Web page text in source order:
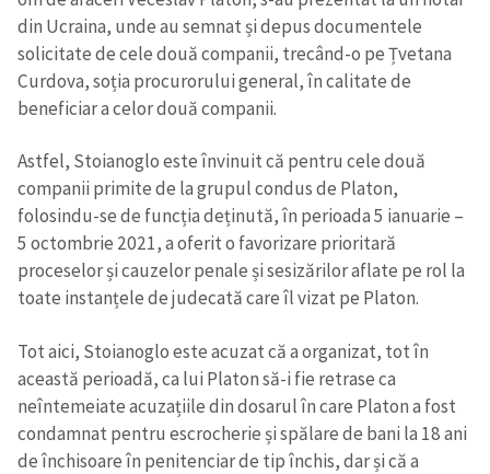
din Ucraina, unde au semnat și depus documentele
solicitate de cele două companii, trecând-o pe Țvetana
Curdova, soția procurorului general, în calitate de
beneficiar a celor două companii.
Astfel, Stoianoglo este învinuit că pentru cele două
companii primite de la grupul condus de Platon,
folosindu-se de funcția deținută, în perioada 5 ianuarie –
5 octombrie 2021, a oferit o favorizare prioritară
proceselor și cauzelor penale și sesizărilor aflate pe rol la
toate instanțele de judecată care îl vizat pe Platon.
Tot aici, Stoianoglo este acuzat că a organizat, tot în
această perioadă, ca lui Platon să-i fie retrase ca
neîntemeiate acuzațiile din dosarul în care Platon a fost
condamnat pentru escrocherie și spălare de bani la 18 ani
de închisoare în penitenciar de tip închis, dar și că a